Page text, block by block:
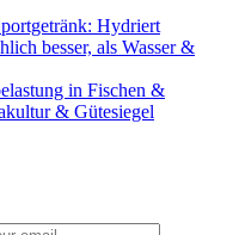
Hydriert
besser, als Wasser &
in Fischen &
& Gütesiegel